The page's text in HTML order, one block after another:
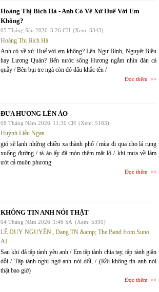
Hoàng Thị Bích Hà - Anh Có Về Xứ Huế Với Em
Không?
05 Tháng Sáu 2026 3:26 CH (Xem: 3343)
Hoàng Thị Bích Hà
Anh có về xứ Huế với em không? Lên Ngự Bình, Nguyệt Biều
hay Lương Quán? Bến nước sông Hương ngắm nhìn đàn cá
quẫy / Bên bụi tre ngà còn đó dấu khắc tên /
Đọc thêm
ĐƯA HƯƠNG LÊN ÁO
08 Tháng Năm 2026 11:30 CH (Xem: 5183)
Huỳnh Liễu Ngạn
gió sẽ lạnh những chiều xa thành phố / mùa đi qua cho lá rụng
xuống đường / tà áo ấy đã mòn thêm mặt lộ / khi mưa về làm
ướt cả muôn phương
Đọc thêm
KHÔNG TIN ANH NÓI THẬT
04 Tháng Năm 2026 1:46 SA (Xem: 5390)
LÊ DUY NGUYÊN, Dang TN &amp; The Band from Suno
AI
Sau khi đã tập tành yêu anh / Em tập tành chia tay, tập tành giận
dỗi / Tập tành nghi ngờ anh nói dối, / (Rồi không tin anh nói
thật bao giờ)
Đọc thêm